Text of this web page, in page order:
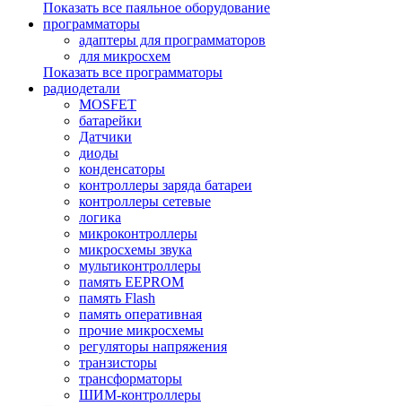
Показать все паяльное оборудование
программаторы
адаптеры для программаторов
для микросхем
Показать все программаторы
радиодетали
MOSFET
батарейки
Датчики
диоды
конденсаторы
контроллеры заряда батареи
контроллеры сетевые
логика
микроконтроллеры
микросхемы звука
мультиконтроллеры
память EEPROM
память Flash
память оперативная
прочие микросхемы
регуляторы напряжения
транзисторы
трансформаторы
ШИМ-контроллеры